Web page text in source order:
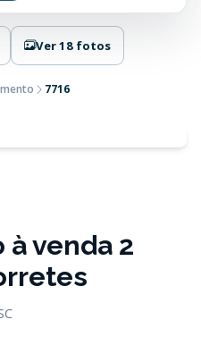
Ver 18 fotos
7716
venda 2